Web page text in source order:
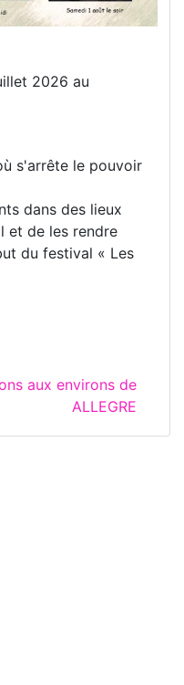
2026 au
s'arrête le pouvoir
dans des lieux
et de les rendre
du festival « Les
aux environs de
ALLEGRE